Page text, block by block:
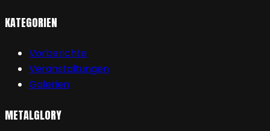
KATEGORIEN
Vorberichte
Veranstaltungen
Galerien
METALGLORY